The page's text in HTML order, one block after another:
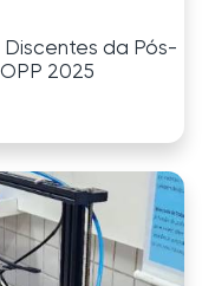
da Pós-
2025